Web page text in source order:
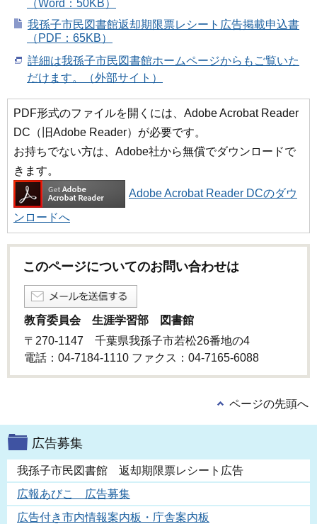
（Word：50KB）
我孫子市民図書館返却期限票レシート広告掲載申込書
（PDF：65KB）
詳細は我孫子市民図書館ホームページからもご覧いた
だけます。（外部サイト）
PDF形式のファイルを開くには、Adobe Acrobat Reader
DC（旧Adobe Reader）が必要です。
お持ちでない方は、Adobe社から無償でダウンロードで
きます。
Adobe Acrobat Reader DCのダウ
ンロードへ
このページについてのお問い合わせは
教育委員会 生涯学習部 図書館
〒270-1147 千葉県我孫子市若松26番地の4
電話：04-7184-1110 ファクス：04-7165-6088
ページの先頭へ
広告募集
我孫子市民図書館 返却期限票レシート広告
広報あびこ 広告募集
広告付き市内情報案内板・庁舎案内板